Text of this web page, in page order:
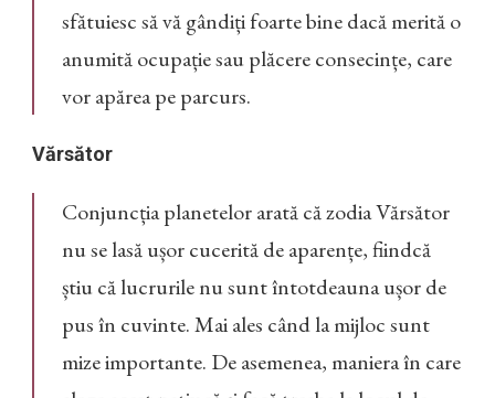
sfătuiesc să vă gândiți foarte bine dacă merită o
anumită ocupație sau plăcere consecințe, care
vor apărea pe parcurs.
Vărsător
Conjuncția planetelor arată că zodia Vărsător
nu se lasă ușor cucerită de aparențe, fiindcă
știu că lucrurile nu sunt întotdeauna ușor de
pus în cuvinte. Mai ales când la mijloc sunt
mize importante. De asemenea, maniera în care